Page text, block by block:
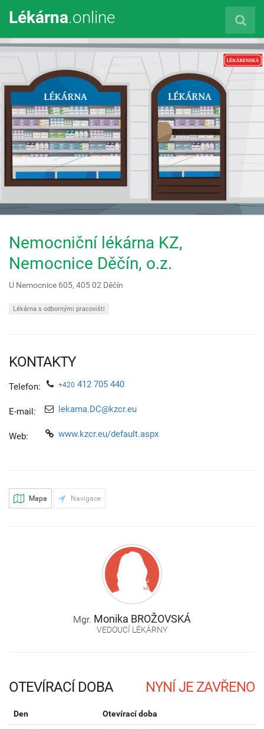
Lékárna.online
Nemocniční lékárna KZ,
Nemocnice Děčín, o.z.
U Nemocnice 605, 405 02 Děčín
Lékárna s odbornými pracovišti
KONTAKTY
Telefon: +420 412 705 440
E-mail: lekarna.DC@kzcr.eu
Web: www.kzcr.eu/default.aspx
Mapa Navigace
Mgr. Monika BROŽOVSKÁ
VEDOUCÍ LÉKÁRNY
OTEVÍRACÍ DOBA
Den Otevírací doba